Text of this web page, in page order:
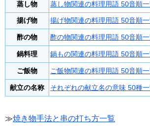
蒸し物 蒸し物関連の料理用語 50音順
揚げ物 揚げ物関連の料理用語 50音順
酢の物 酢の物関連の料理用語 50音順
鍋料理 鍋もの関連の料理用語 50音順
ご飯物 ご飯物関連の料理用語 50音順
献立の名称 それぞれの献立名の意味 50種
≫焼き物手法と串の打ち方一覧